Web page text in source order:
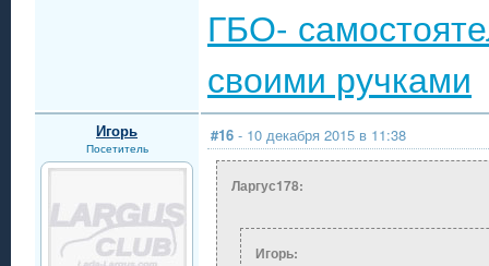
ГБО-
своими ручками
Игорь
Посетитель
#16 - 10 декабря 2015 в 11:38
Ларгус178:
Игорь: